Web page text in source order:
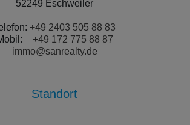
52249 Eschweiler
+49 2403 505 88 83
+49 172 775 88 87
immo@sanrealty.de
Standort